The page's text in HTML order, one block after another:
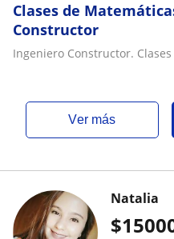
Clases de
Constructor
Ingeniero Constructor.
ver más
$
Natalia